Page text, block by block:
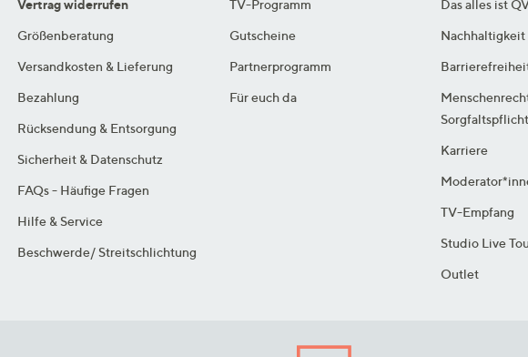
Vertrag widerrufen
Größenberatung
Versandkosten & Lieferung
Bezahlung
Rücksendung & Entsorgung
Sicherheit & Datenschutz
FAQs - Häufige Fragen
Hilfe & Service
Beschwerde/ Streitschlichtung
TV-Programm
Gutscheine
Partnerprogramm
Für euch da
Das alles ist
Nachhaltigkeit
Karriere
TV-Empfang
Studio Live
Outlet